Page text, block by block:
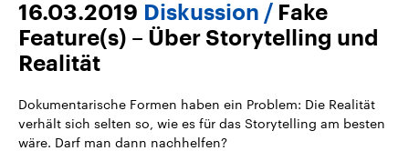
16.03.2019 Diskussion
Fake
Feature(s) – Über Storytelling und
Realität
Dokumentarische Formen haben ein Problem: Die Realität
verhält sich selten so, wie es für das Storytelling am besten
wäre. Darf man dann nachhelfen?